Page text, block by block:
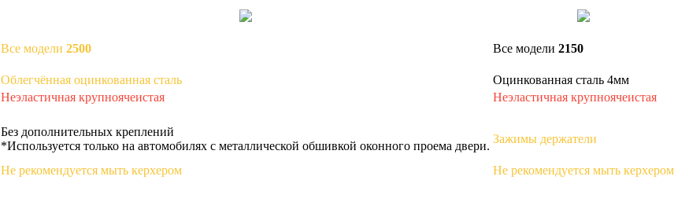
Все модели 2500 Все модели 2150
Облегчённая оцинкованная сталь
Оцинкованная сталь 4мм
Неэластичная крупноячеистая
Неэластичная крупноячеистая
Без дополнительных креплений
*Используется только на автомобилях с металлической обшивкой оконного проема двери.
Зажимы держатели
Не рекомендуется мыть керхером
Не рекомендуется мыть керхером